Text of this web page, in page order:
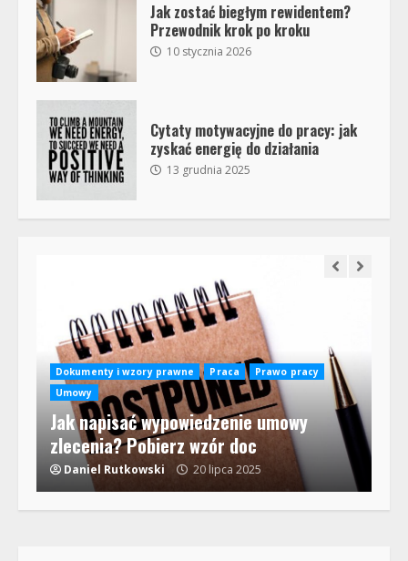
Jak zostać biegłym rewidentem?
Przewodnik krok po kroku
10 stycznia 2026
Cytaty motywacyjne do pracy: jak
zyskać energię do działania
13 grudnia 2025
Dokumenty i wzory prawne Praca
Prawo pracy
Umowy
Jak napisać wypowiedzenie umowy
zlecenia? Pobierz wzór doc
Daniel Rutkowski 20 lipca 2025